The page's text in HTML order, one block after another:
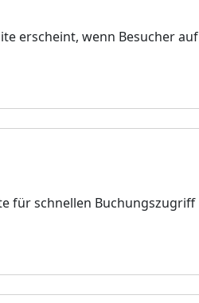
erscheint, wenn Besucher auf
für schnellen Buchungszugriff